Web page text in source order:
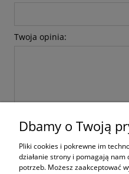
Twoja opinia:
Dbamy o Twoją
Pliki cookies i pokrewne im
działanie strony i pomagają
potrzeb. Możesz zaakceptować